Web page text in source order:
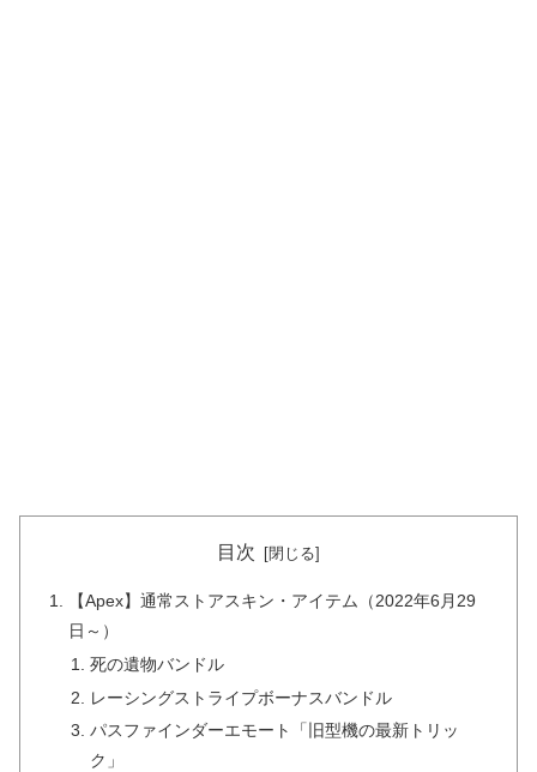
目次
【Apex】通常ストアスキン・アイテム（2022年6月29
日～）
死の遺物バンドル
レーシングストライプボーナスバンドル
パスファインダーエモート「旧型機の最新トリッ
ク」